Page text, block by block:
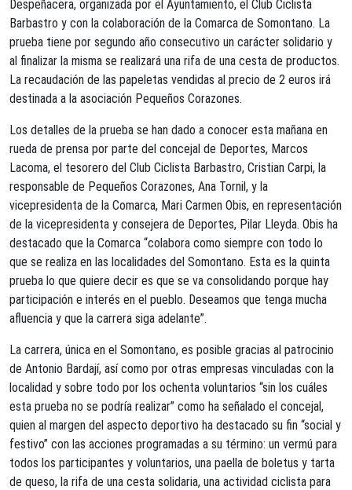
Despeñacera, organizada por el Ayuntamiento, el Club Ciclista
Barbastro y con la colaboración de la Comarca de Somontano. La
prueba tiene por segundo año consecutivo un carácter solidario y
al finalizar la misma se realizará una rifa de una cesta de productos.
La recaudación de las papeletas vendidas al precio de 2 euros irá
destinada a la asociación Pequeños Corazones.
Los detalles de la prueba se han dado a conocer esta mañana en
rueda de prensa por parte del concejal de Deportes, Marcos
Lacoma, el tesorero del Club Ciclista Barbastro, Cristian Carpi, la
responsable de Pequeños Corazones, Ana Tornil, y la
vicepresidenta de la Comarca, Mari Carmen Obis, en representación
de la vicepresidenta y consejera de Deportes, Pilar Lleyda. Obis ha
destacado que la Comarca “colabora como siempre con todo lo
que se realiza en las localidades del Somontano. Esta es la quinta
prueba lo que quiere decir es que se va consolidando porque hay
participación e interés en el pueblo. Deseamos que tenga mucha
afluencia y que la carrera siga adelante”.
La carrera, única en el Somontano, es posible gracias al patrocinio
de Antonio Bardají, así como por otras empresas vinculadas con la
localidad y sobre todo por los ochenta voluntarios “sin los cuáles
esta prueba no se podría realizar” como ha señalado el concejal,
quien al margen del aspecto deportivo ha destacado su fin “social y
festivo” con las acciones programadas a su término: un vermú para
todos los participantes y voluntarios, una paella de boletus y tarta
de queso, la rifa de una cesta solidaria, una actividad ciclista para